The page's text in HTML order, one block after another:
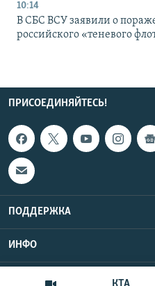
10:14
В СБС ВСУ заявили о
российского «теневого
ПРИСОЕДИНЯЙТЕСЬ!
ПОДДЕРЖКА
ИНФО
Copyright
UTC+3